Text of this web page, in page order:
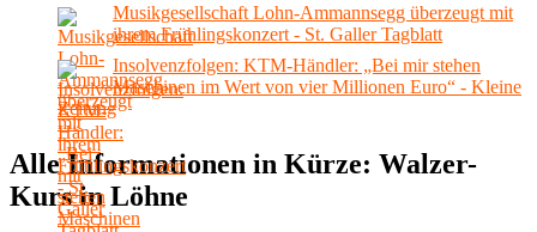
Musikgesellschaft Lohn-Ammannsegg überzeugt mit
ihrem Frühlingskonzert - St. Galler Tagblatt
Insolvenzfolgen: KTM-Händler: „Bei mir stehen
Maschinen im Wert von vier Millionen Euro“ - Kleine
Zeitung
Alle Informationen in Kürze: Walzer-
Kurs in Löhne